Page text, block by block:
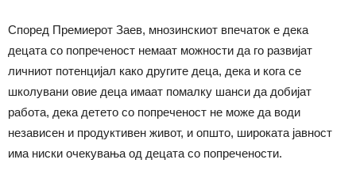
Според Премиерот Заев, мнозинскиот впечаток е дека
децата со попреченост немаат можности да го развијат
личниот потенцијал како другите деца, дека и кога се
школувани овие деца имаат помалку шанси да добијат
работа, дека детето со попреченост не може да води
независен и продуктивен живот, и општо, широката јавност
има ниски очекувања од децата со попречености.